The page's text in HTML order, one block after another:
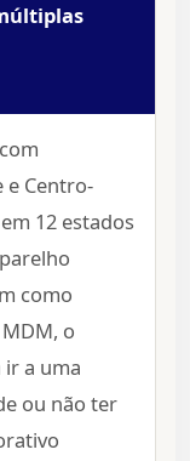
e Centro-
12 estados
como
o
a uma
ou não ter